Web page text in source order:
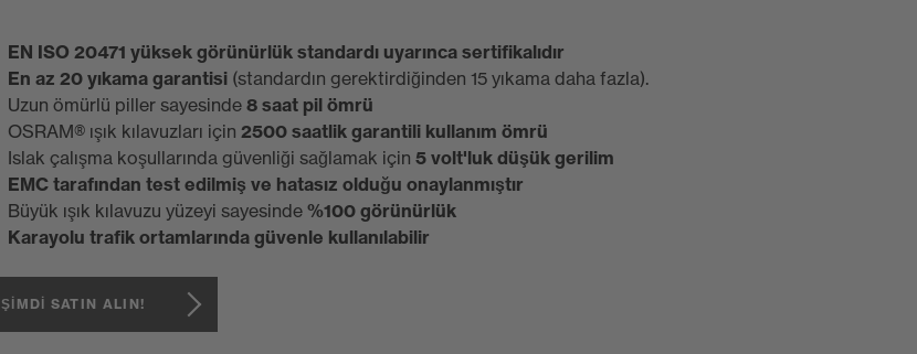
EN ISO 20471 yüksek görünürlük standardı uyarınca sertifikalıdır
En az 20 yıkama garantisi (standardın gerektirdiğinden 15 yıkama daha fazla).
Uzun ömürlü piller sayesinde 8 saat pil ömrü
OSRAM® ışık kılavuzları için 2500 saatlik garantili kullanım ömrü
Islak çalışma koşullarında güvenliği sağlamak için 5 volt'luk düşük gerilim
EMC tarafından test edilmiş ve hatasız olduğu onaylanmıştır
Büyük ışık kılavuzu yüzeyi sayesinde %100 görünürlük
Karayolu trafik ortamlarında güvenle kullanılabilir
ŞİMDİ SATIN ALIN!